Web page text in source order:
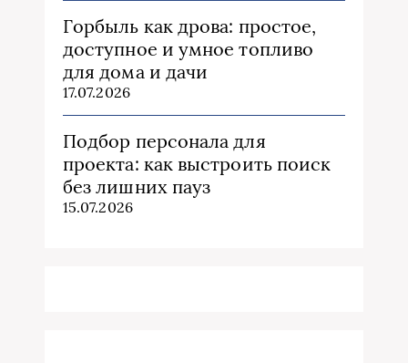
Горбыль как дрова: простое,
доступное и умное топливо
для дома и дачи
17.07.2026
Подбор персонала для
проекта: как выстроить поиск
без лишних пауз
15.07.2026